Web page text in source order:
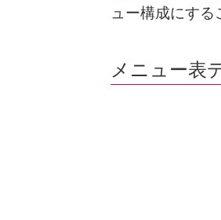
ュー構成にす
メニュー表